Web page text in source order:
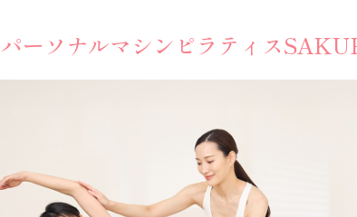
パーソナルマシンピラティス